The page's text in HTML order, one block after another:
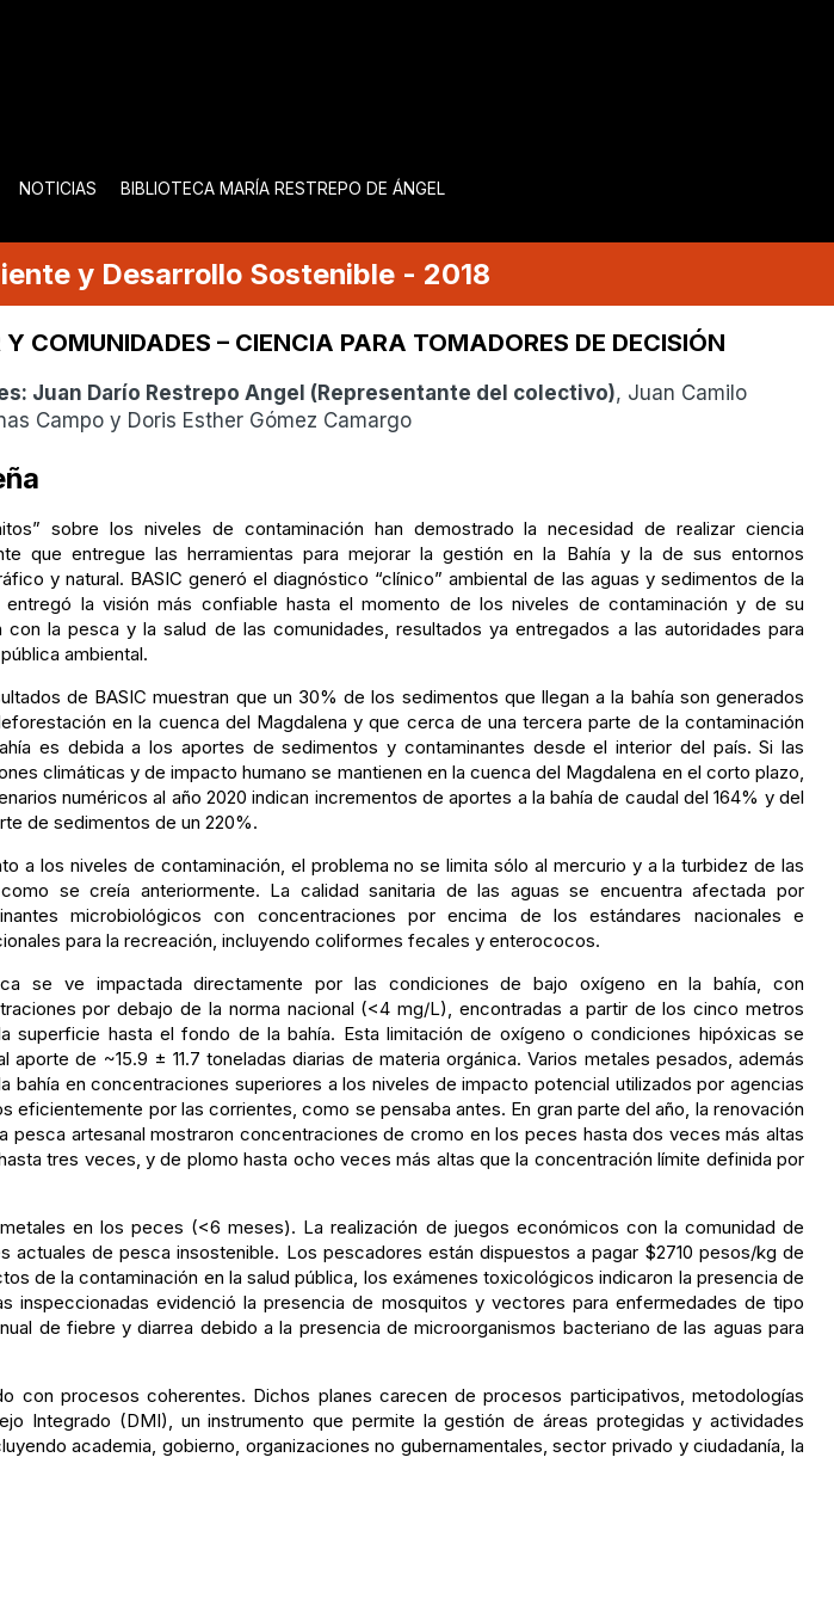
NOTICIAS BIBLIOTECA MARÍA RESTREPO DE ÁNGEL
y Desarrollo Sostenible - 2018
COMUNIDADES – CIENCIA PARA TOMADORES DE DECISIÓN
Juan Darío Restrepo Angel ( Representante del colectivo), Juan Camilo
Campo y Doris Esther Gómez Camargo
sobre los niveles de contaminación han demostrado la necesidad de realizar ciencia
que entregue las herramientas para mejorar la gestión en la Bahía y la de sus entornos
y natural. BASIC generó el diagnóstico “clínico” ambiental de las aguas y sedimentos de la
entregó la visión más confiable hasta el momento de los niveles de contaminación y de su
con la pesca y la salud de las comunidades, resultados ya entregados a las autoridades para
ambiental.
de BASIC muestran que un 30% de los sedimentos que llegan a la bahía son generados
en la cuenca del Magdalena y que cerca de una tercera parte de la contaminación
es debida a los aportes de sedimentos y contaminantes desde el interior del país. Si las
climáticas y de impacto humano se mantienen en la cuenca del Magdalena en el corto plazo,
numéricos al año 2020 indican incrementos de aportes a la bahía de caudal del 164% y del
de sedimentos de un 220%.
a los niveles de contaminación, el problema no se limita sólo al mercurio y a la turbidez de las
se creía anteriormente. La calidad sanitaria de las aguas se encuentra afectada por
microbiológicos con concentraciones por encima de los estándares nacionales e
para la recreación, incluyendo coliformes fecales y enterococos.
se ve impactada directamente por las condiciones de bajo oxígeno en la bahía, con
por debajo de la norma nacional (<4 mg/L), encontradas a partir de los cinco metros
superficie hasta el fondo de la bahía. Esta limitación de oxígeno o condiciones hipóxicas se
aporte de ~15.9 ± 11.7 toneladas diarias de materia orgánica. Varios metales pesados, además
en concentraciones superiores a los niveles de impacto potencial utilizados por agencias
por las corrientes, como se pensaba antes. En gran parte del año, la renovación
artesanal mostraron concentraciones de cromo en los peces hasta dos veces más altas
tres veces, y de plomo hasta ocho veces más altas que la concentración límite definida por
en los peces (<6 meses). La realización de juegos económicos con la comunidad de
de pesca insostenible. Los pescadores están dispuestos a pagar $2710 pesos/kg de
de la contaminación en la salud pública, los exámenes toxicológicos indicaron la presencia de
evidenció la presencia de mosquitos y vectores para enfermedades de tipo
de fiebre y diarrea debido a la presencia de microorganismos bacteriano de las aguas para
con procesos coherentes. Dichos planes carecen de procesos participativos, metodologías
Integrado (DMI), un instrumento que permite la gestión de áreas protegidas y actividades
academia, gobierno, organizaciones no gubernamentales, sector privado y ciudadanía, la